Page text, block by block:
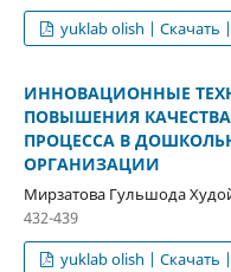
yuklab olish | Скачать
ИННОВАЦИОННЫЕ
ПОВЫШЕНИЯ
ПРОЦЕССА В
ОРГАНИЗАЦИИ
Мирзатова Гульшода
432-439
yuklab olish | Скачать